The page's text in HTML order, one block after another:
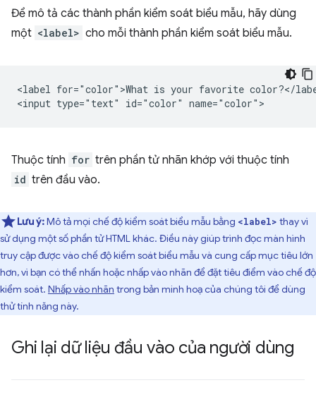
Để mô tả các thành phần kiểm soát biểu mẫu, hãy dùng
một <label> cho mỗi thành phần kiểm soát biểu mẫu.
<label for="color">What is your favorite color?</
Thuộc tính for trên phần tử nhãn khớp với thuộc tính
id trên đầu vào.
Lưu ý:Mô tả mọi chế độ kiểm soát biểu mẫu bằng <label> thay vì
sử dụng một số phần tử HTML khác. Điều này giúp trình đọc màn hình
truy cập được vào chế độ kiểm soát biểu mẫu và cung cấp mục tiêu lớn
hơn, vì bạn có thể nhấn hoặc nhấp vào nhãn để đặt tiêu điểm vào chế độ
kiểm soát. Nhấp vào nhãn trong bản minh hoạ của chúng tôi để dùng
thử tính năng này.
Ghi lại dữ liệu đầu vào của người dùng